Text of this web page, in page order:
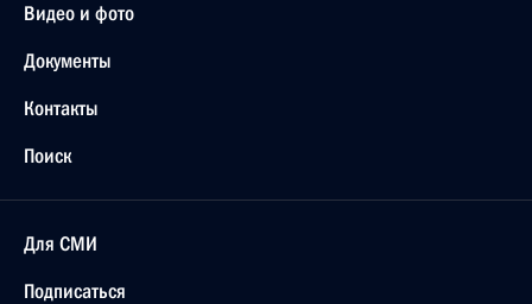
Видео и фото
Документы
Контакты
Поиск
Для СМИ
Подписаться